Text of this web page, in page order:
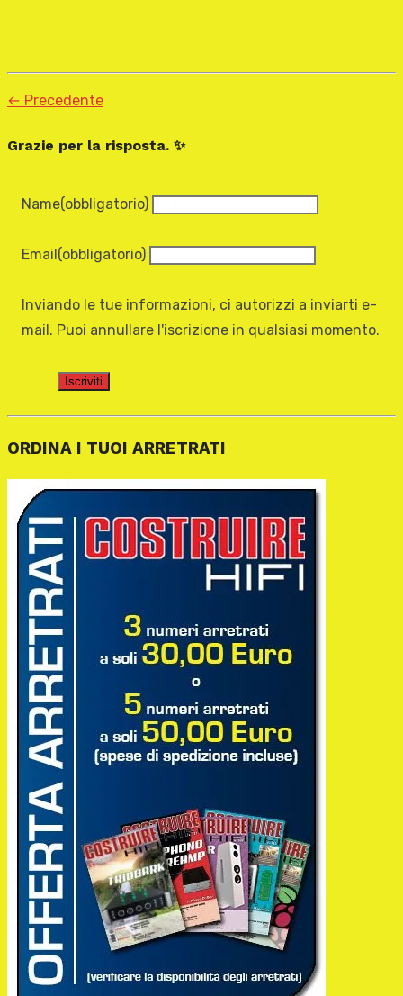
← Precedente
Grazie per la risposta. ✨
Name(obbligatorio)
Email(obbligatorio)
Inviando le tue informazioni, ci autorizzi a inviarti e-
mail. Puoi annullare l'iscrizione in qualsiasi momento.
Iscriviti
ORDINA I TUOI ARRETRATI